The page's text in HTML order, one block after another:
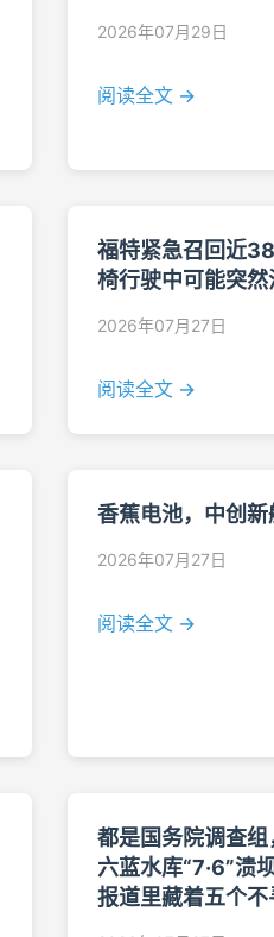
2026年07月29日
阅读全文 →
福特紧急召回近
椅行驶中可能突然
2026年07月27日
阅读全文 →
香蕉电池，中创
2026年07月27日
阅读全文 →
都是国务院调查
六蓝水库“7·6”溃
报道里藏着五个不